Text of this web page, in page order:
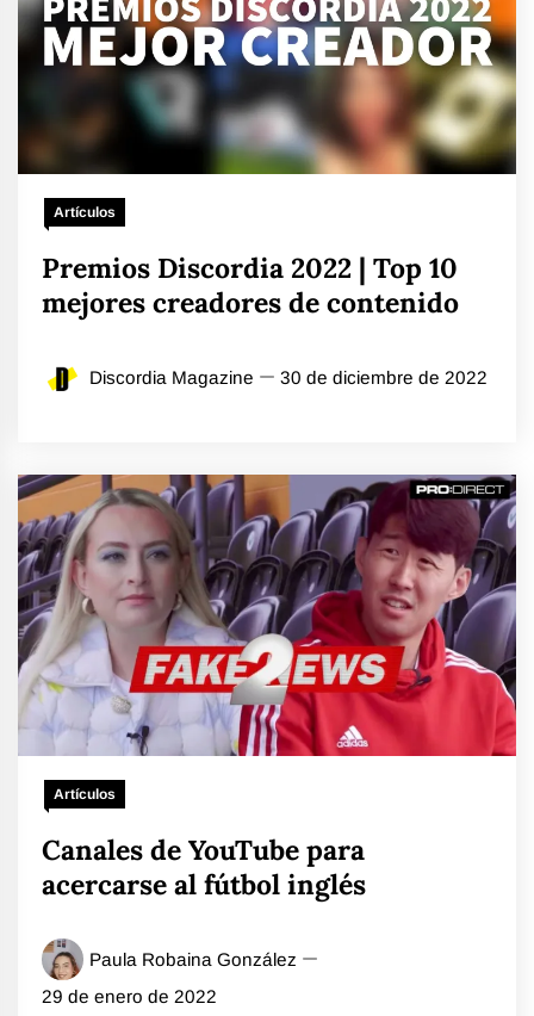
Artículos
Premios Discordia 2022 | Top 10
mejores creadores de contenido
Discordia Magazine 30 de diciembre de 2022
Artículos
Canales de YouTube para
acercarse al fútbol inglés
Paula Robaina González
29 de enero de 2022